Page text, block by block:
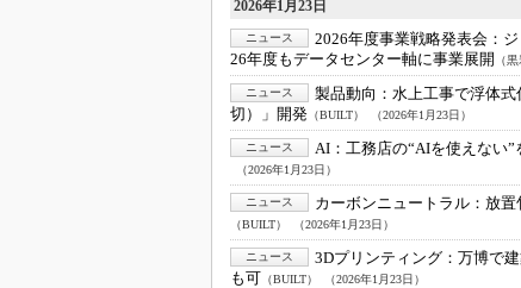
2026年1月23日
ニュース 2026年度事業戦略発表会：
26年度もデータセンター軸に事業展開
（
ニュース 製品動向： 水上工事で浮体
切）」開発 （BUILT） （2026年1月23日）
ニュース AI： 工務店の“AIを使えない
（2026年1月23日）
ニュース カーボンニュートラル： 放置
（BUILT） （2026年1月23日）
ニュース 3Dプリンティング： 万博で
も可 （BUILT） （2026年1月23日）